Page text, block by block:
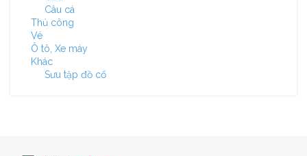
Câu cá
Thủ công
Vé
Ô tô, Xe máy
Khác
Sưu tập đồ cổ